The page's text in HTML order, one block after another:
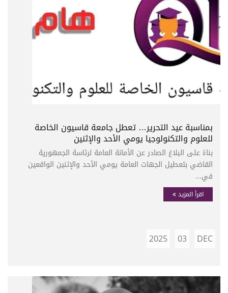
بمناسبة عيد التحرير… تعطل جامعة قاسيون الخاصة
للعلوم والتكنولوجيا يومي الأحد والإثنين
بناءً على البلاغ الصادر عن الأمانة العامة لرئاسة الجمهورية
القاضي بتعطيل الجهات العامة يومي الأحد والإثنين الواقعين
في...
اقرأ المزيد
DEC
03
2025